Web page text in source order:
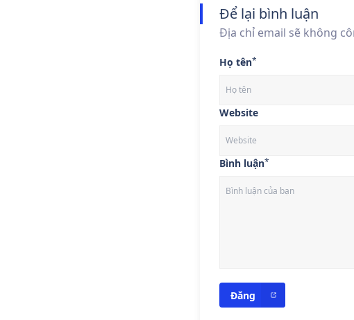
Để lại bình luận
Địa chỉ email sẽ không
Họ tên*
Website
Bình luận*
Đăng